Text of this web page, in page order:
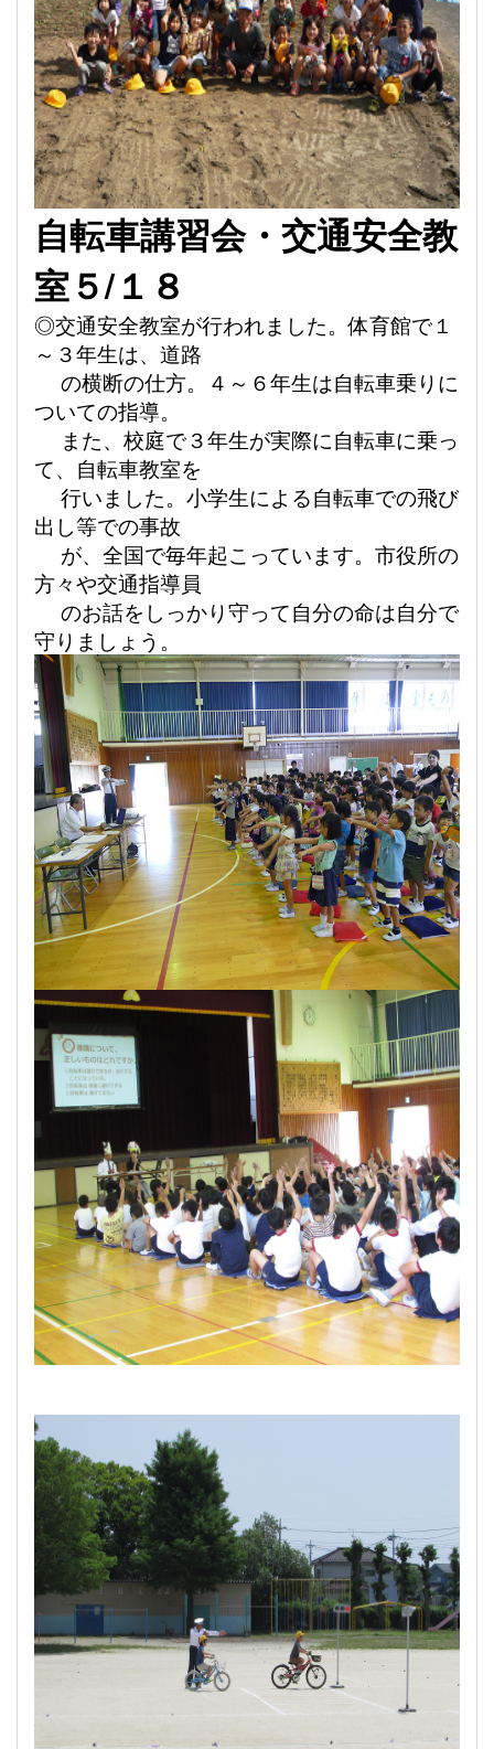
自転車講習会・交通安全教
室５/１８
◎交通安全教室が行われました。体育館で１
～３年生は、道路
の横断の仕方。４～６年生は自転車乗りに
ついての指導。
また、 校庭で３年生が実際に自転車に乗っ
て、自転車教室を
行いました。小学生による自転車での飛び
出し等での事故
が、全国で毎年起こっています。市役所の
方々や交通指導員
のお話をしっかり守って自分の命は自分で
守りましょう。